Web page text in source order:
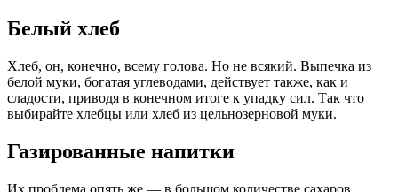
Белый хлеб
Хлеб, он, конечно, всему голова. Но не всякий. Выпечка из
белой муки, богатая углеводами, действует также, как и
сладости, приводя в конечном итоге к упадку сил. Так что
выбирайте хлебцы или хлеб из цельнозерновой муки.
Газированные напитки
Их проблема опять же — в большом количестве сахаров.